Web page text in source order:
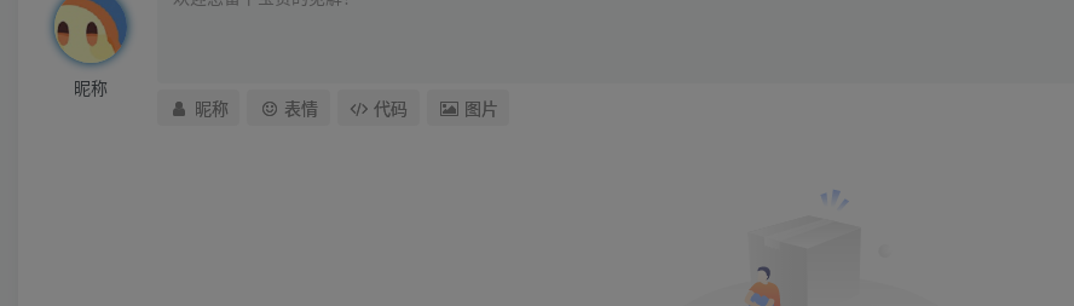
昵称
昵称 表情 代码 图片